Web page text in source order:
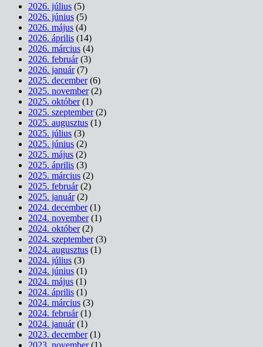
2026. július (5)
2026. június (5)
2026. május (4)
2026. április (14)
2026. március (4)
2026. február(3)
2026. január(7)
2025. december(6)
2025. november(2)
2025. október(1)
2025. szeptember(2)
2025. augusztus (1)
2025. július (3)
2025. június (2)
2025. május (2)
2025. április (3)
2025. március (2)
2025. február(2)
2025. január(2)
2024. december(1)
2024. november(1)
2024. október(2)
2024. szeptember(3)
2024. augusztus (1)
2024. július (3)
2024. június (1)
2024. május (1)
2024. április (1)
2024. március (3)
2024. február(1)
2024. január(1)
2023. december(1)
2023. november(1)